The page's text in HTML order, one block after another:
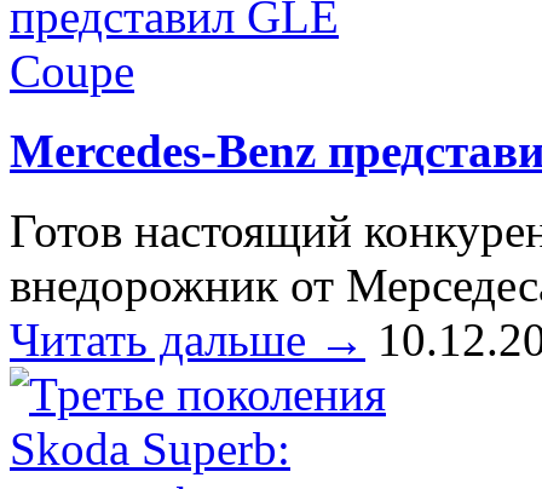
Mercedes-Benz
Готов настоящий
внедорожник от
Читать дальше →